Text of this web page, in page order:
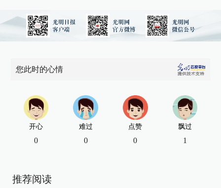
您此时的心情
开心
0
难过
0
点赞
0
飘过
1
推荐阅读